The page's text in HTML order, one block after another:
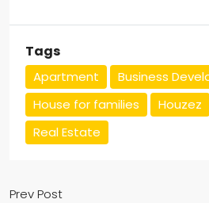
Tags
Apartment
Business
House for families
Houzez
Real Estate
Prev Post